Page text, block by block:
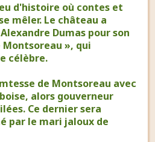
d'histoire où contes et
mêler. Le château a
Dumas pour son
Montsoreau », qui
célèbre.
de Montsoreau avec
alors gouverneur
Ce dernier sera
par le mari jaloux de